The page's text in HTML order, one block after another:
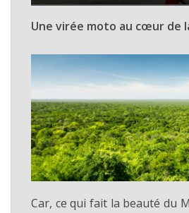
Une virée moto au cœur de
Car, ce qui fait la beauté du